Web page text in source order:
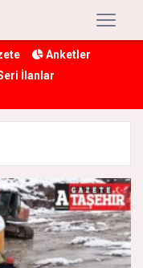
Anketler
İlanlar